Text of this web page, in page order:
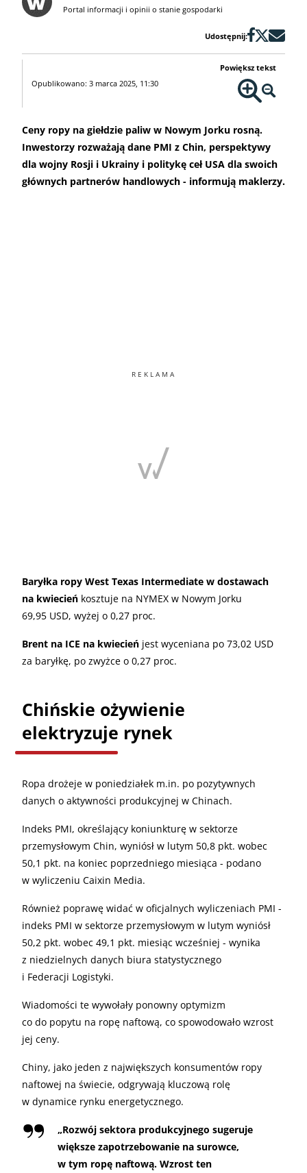
Portal informacji i opinii o stanie gospodarki
Udostępnij:
Opublikowano: 3 marca 2025, 11:30
Powiększ tekst
Ceny ropy na giełdzie paliw w Nowym Jorku rosną.
Inwestorzy rozważają dane PMI z Chin, perspektywy
dla wojny Rosji i Ukrainy i politykę ceł USA dla swoich
głównych partnerów handlowych - informują maklerzy.
REKLAMA
Baryłka ropy West Texas Intermediate w dostawach
na kwiecień kosztuje na NYMEX w Nowym Jorku
69,95 USD, wyżej o 0,27 proc.
Brent na ICE na kwiecień jest wyceniana po 73,02 USD
za baryłkę, po zwyżce o 0,27 proc.
Chińskie ożywienie
elektryzuje rynek
Ropa drożeje w poniedziałek m.in. po pozytywnych
danych o aktywności produkcyjnej w Chinach.
Indeks PMI, określający koniunkturę w sektorze
przemysłowym Chin, wyniósł w lutym 50,8 pkt. wobec
50,1 pkt. na koniec poprzedniego miesiąca - podano
w wyliczeniu Caixin Media.
Również poprawę widać w oficjalnych wyliczeniach PMI -
indeks PMI w sektorze przemysłowym w lutym wyniósł
50,2 pkt. wobec 49,1 pkt. miesiąc wcześniej - wynika
z niedzielnych danych biura statystycznego
i Federacji Logistyki.
Wiadomości te wywołały ponowny optymizm
co do popytu na ropę naftową, co spowodowało wzrost
jej ceny.
Chiny, jako jeden z największych konsumentów ropy
naftowej na świecie, odgrywają kluczową rolę
w dynamice rynku energetycznego.
„Rozwój sektora produkcyjnego sugeruje
większe zapotrzebowanie na surowce,
w tym ropę naftową. Wzrost ten